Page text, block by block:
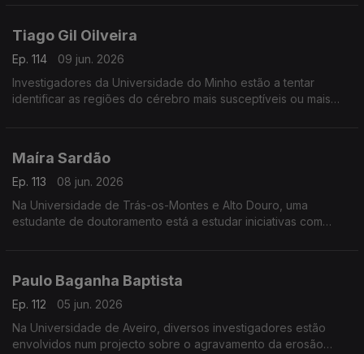
Tiago Gil Oilveira
Ep. 114
09 jun. 2026
Investigadores da Universidade do Minho estão a tentar
identificar as regiões do cérebro mais susceptíveis ou mais
Maíra Sardão
Ep. 113
08 jun. 2026
Na Universidade de Trás-os-Montes e Alto Douro, uma
estudante de doutoramento está a estudar iniciativas com
Paulo Baganha Baptista
Ep. 112
05 jun. 2026
Na Universidade de Aveiro, diversos investigadores estão
envolvidos num projecto sobre o agravamento da erosão